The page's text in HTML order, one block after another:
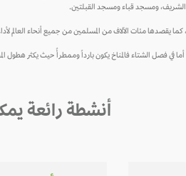
الشريف، ومسجد قباء ومسجد القبلتين.
كما يقصدها مئات الآلاف من المسلمين من جميع أنحاء
في فصل الشتاء فالمناخ يكون بارداً وممطرأً حيث يكثر هطول
أنشطة رائعة